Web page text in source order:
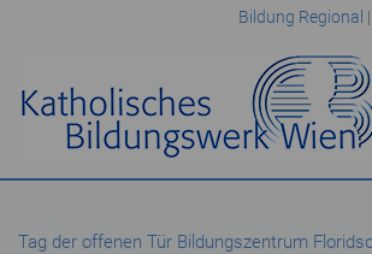
Bildung Regional |
Tag der offenen Tür Bildungszentrum